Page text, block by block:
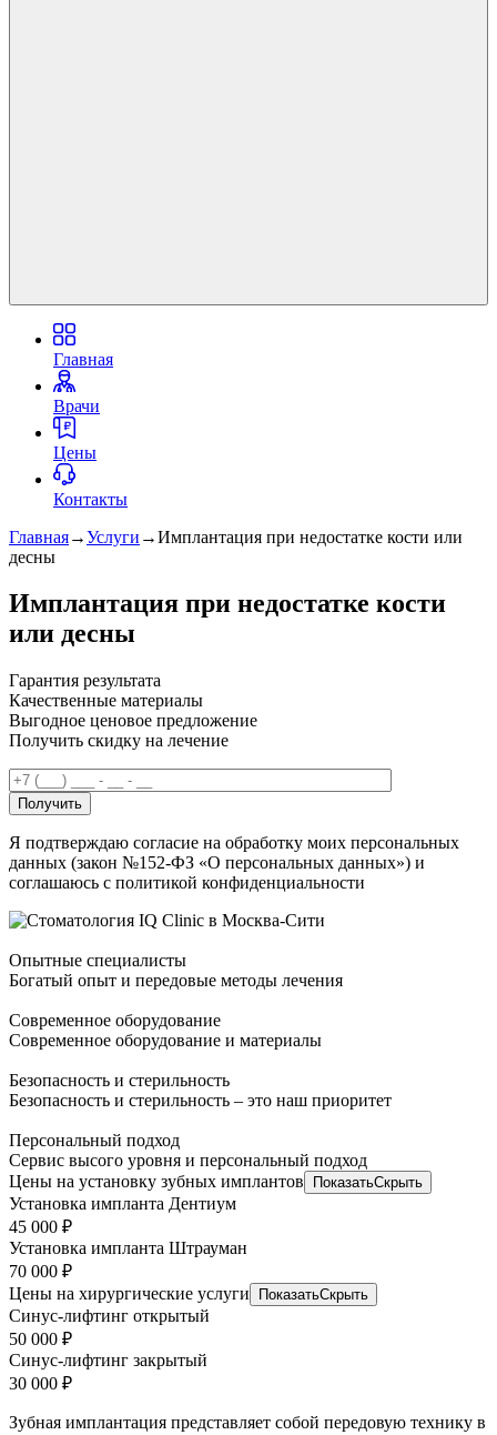
Главная
Врачи
Цены
Контакты
Главная→Услуги →Имплантация при недостатке кости или
десны
Имплантация при недостатке кости
или десны
Гарантия результата
Качественные материалы
Выгодное ценовое предложение
Получить скидку на лечение
Получить
Я подтверждаю согласие на обработку моих персональных
данных (закон №152-ФЗ «О персональных данных») и
соглашаюсь с политикой конфиденциальности
Опытные специалисты
Богатый опыт и передовые методы лечения
Современное оборудование
Современное оборудование и материалы
Безопасность и стерильность
Безопасность и стерильность – это наш приоритет
Персональный подход
Сервис высого уровня и персональный подход
Цены на установку зубных имплантов
ПоказатьСкрыть
Установка импланта Дентиум
45 000 ₽
Установка импланта Штрауман
70 000 ₽
Цены на хирургические услуги
ПоказатьСкрыть
Синус-лифтинг открытый
50 000 ₽
Синус-лифтинг закрытый
30 000 ₽
Зубная имплантация представляет собой передовую технику в